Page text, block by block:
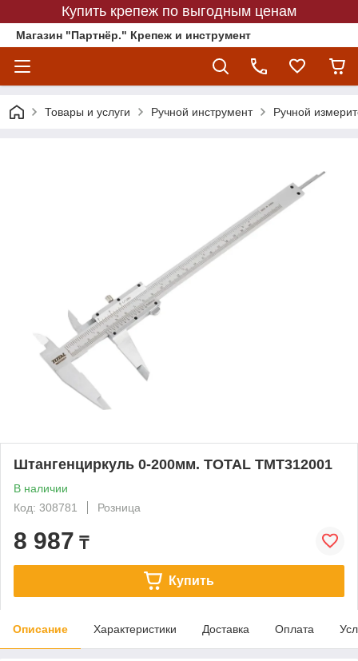
Купить крепеж по выгодным ценам
Магазин "Партнёр." Крепеж и инструмент
Товары и услуги Ручной инструмент Ручной
Штангенциркуль 0-200мм. TOTAL TMT312001
В наличии
Код: 308781
Розница
8 987 ₸
Купить
Описание Характеристики Доставка Оплата